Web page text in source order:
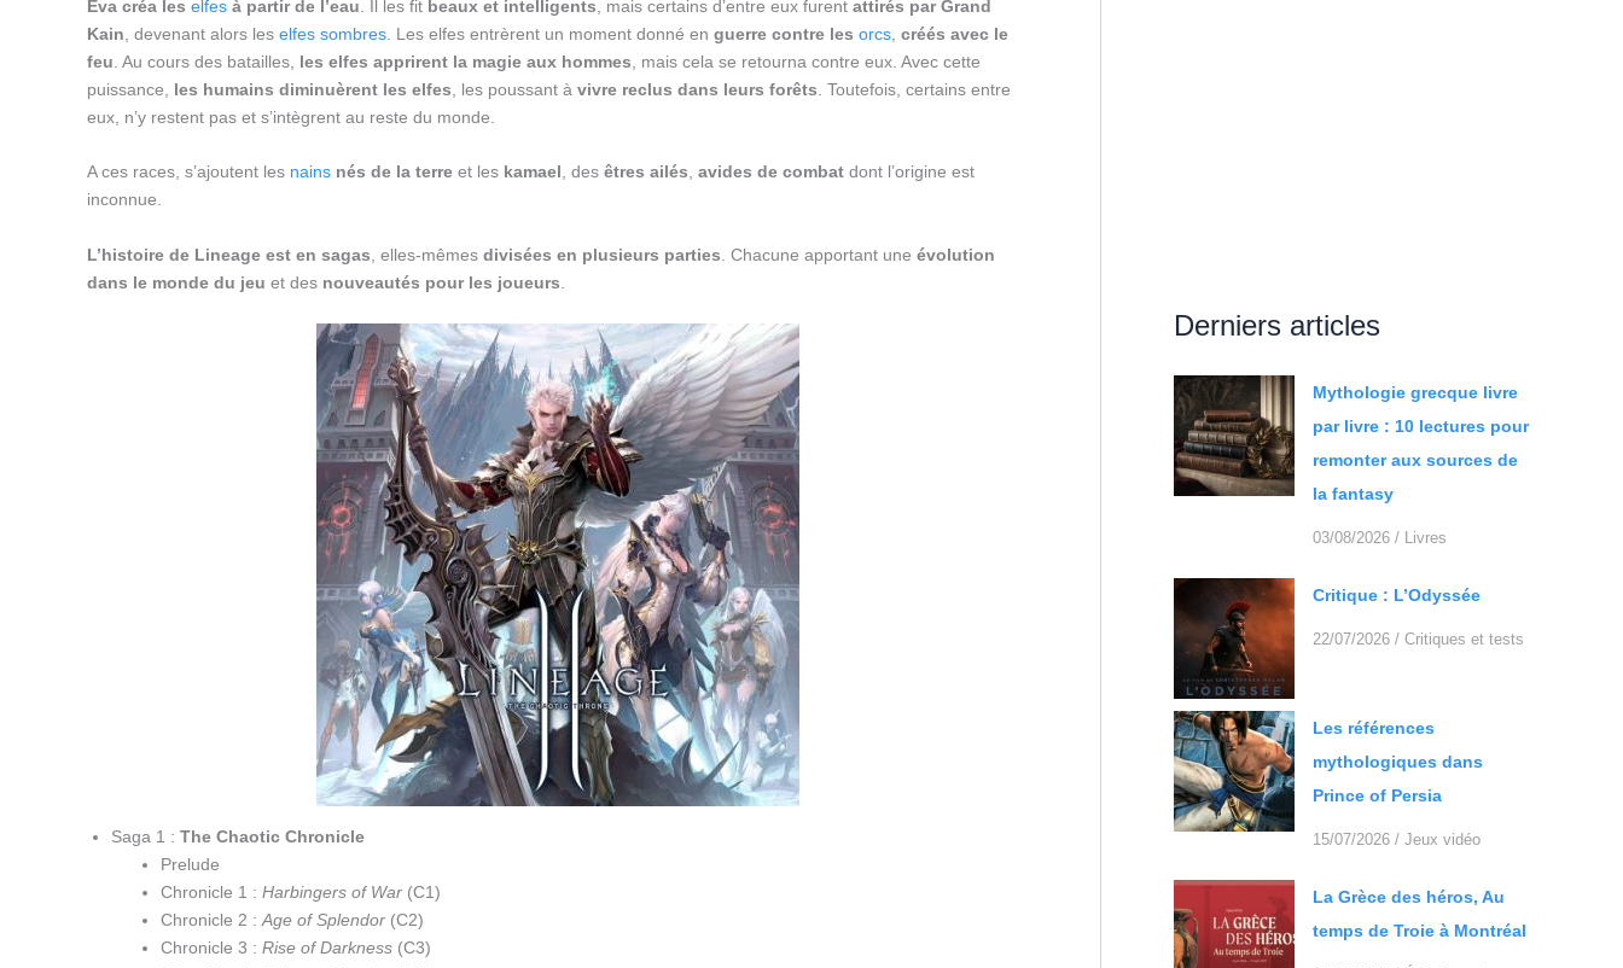
Eva créa les elfes à partir de l’eau . Il les fit beaux et intelligents , mais certains d’entre eux furent attirés par Grand
Kain , devenant alors les elfes sombres . Les elfes entrèrent un moment donné en guerre contre les orcs créés avec le
feu . Au cours des batailles, les elfes apprirent la magie aux hommes , mais cela se retourna contre eux. Avec cette
puissance, les humains diminuèrent les elfes , les poussant à vivre reclus dans leurs forêts . Toutefois, certains entre
eux, n’y restent pas et s’intègrent au reste du monde.
A ces races, s’ajoutent les nains nés de la terre et les kamael, des êtres ailés, avides de combat dont l’origine est
inconnue.
L’histoire de Lineage est en sagas , elles-mêmes divisées en plusieurs parties . Chacune apportant une évolution
dans le monde du jeu et des nouveautés pour les joueurs
Saga 1 : The Chaotic Chronicle
Prelude
Chronicle 1 : Harbingers of War (C1)
Chronicle 2 : Age of Splendor (C2)
Chronicle 3 : Rise of Darkness (C3)
Derniers articles
Mythologie grecque livre
par livre : 10 lectures pour
remonter aux sources de
la fantasy
03/08/2026 / Livres
Critique : L’Odyssée
22/07/2026 / Critiques et tests
Les références
mythologiques dans
Prince of Persia
15/07/2026 / Jeux vidéo
La Grèce des héros, Au
temps de Troie à Montréal